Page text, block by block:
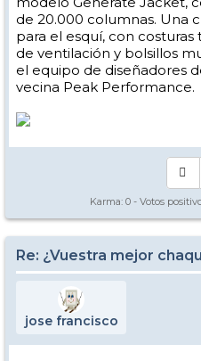
de 20.000 columnas. Una
para el esquí, con
de ventilación y bolsillos
el equipo de diseñadores
vecina Peak Performance.
Karma: 0 - Votos
Re: ¿Vuestra mejor
jose francisco